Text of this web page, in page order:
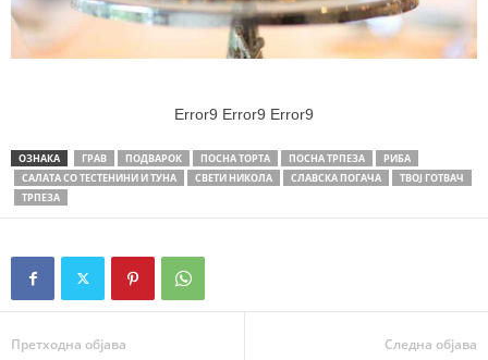
Error9 Error9 Error9
ОЗНАКА ГРАВ ПОДВАРОК ПОСНА ТОРТА ПОСНА ТРПЕЗА
РИБА
САЛАТА СО ТЕСТЕНИНИ И ТУНА
СВЕТИ НИКОЛА СЛАВСКА ПОГАЧА
ТВОЈ ГОТВАЧ
ТРПЕЗА
Претходна објава Следна објава